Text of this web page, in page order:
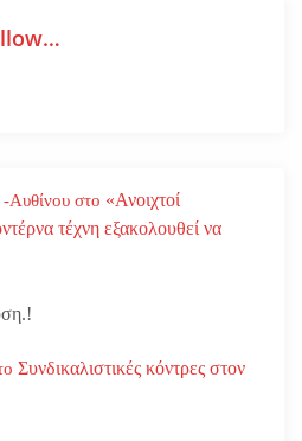
-Αυθίνου στο «Ανοιχτοί
τέχνη εξακολουθεί να
Συνδικαλιστικές κόντρες στον